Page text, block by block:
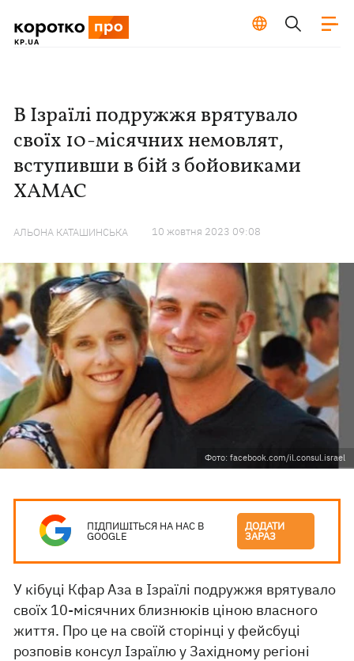
В Ізраїлі подружжя врятувало
своїх 10-місячних немовлят,
вступивши в бій з бойовиками
ХАМАС
АЛЬОНА КАТАШИНСЬКА 10 жовтня 2023 09:08
Фото: facebook.com/il.consul.israel
ПІДПИШІТЬСЯ НА НАС В
GOOGLE
ДОДАТИ
ЗАРАЗ
У кібуці Кфар Аза в Ізраїлі подружжя врятувало
своїх 10-місячних близнюків ціною власного
життя. Про це на своїй сторінці у фейсбуці
розповів консул Ізраїлю у Західному регіоні